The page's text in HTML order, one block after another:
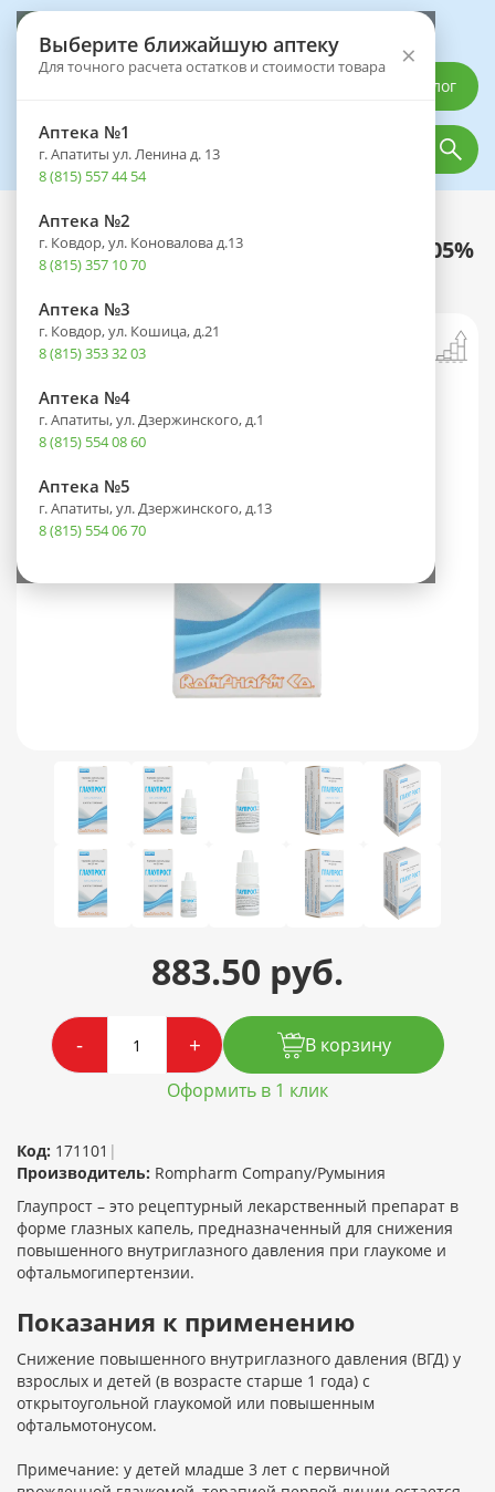
Выберите ближайшую аптеку
Для точного расчета остатков и стоимости товара ×
Аптека №1
г. Апатиты ул. Ленина д. 13
8 (815) 557 44 54
Аптека №2
г. Ковдор, ул. Коновалова д.13
8 (815) 357 10 70
Аптека №3
г. Ковдор, ул. Кошица, д.21
8 (815) 353 32 03
Аптека №4
г. Апатиты, ул. Дзержинского, д.1
8 (815) 554 08 60
Аптека №5
г. Апатиты, ул. Дзержинского, д.13
8 (815) 554 06 70
Каталог
Каталог Оптика
Глаупрост фл.-кап.(капли глазн.) 0,005%
2,5мл
883.50 руб.
- +
В корзину
Оформить в 1 клик
Код: 171101 |
Производитель: Rompharm Company/Румыния
Глаупрост – это рецептурный лекарственный препарат в
форме глазных капель, предназначенный для снижения
повышенного внутриглазного давления при глаукоме и
офтальмогипертензии.
Показания к применению
Снижение повышенного внутриглазного давления (ВГД) у
взрослых и детей (в возрасте старше 1 года) с
открытоугольной глаукомой или повышенным
офтальмотонусом.
Примечание: у детей младше 3 лет с первичной